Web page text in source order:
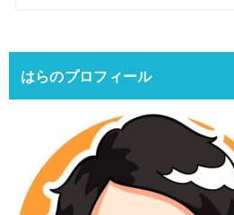
はらのプロフィール